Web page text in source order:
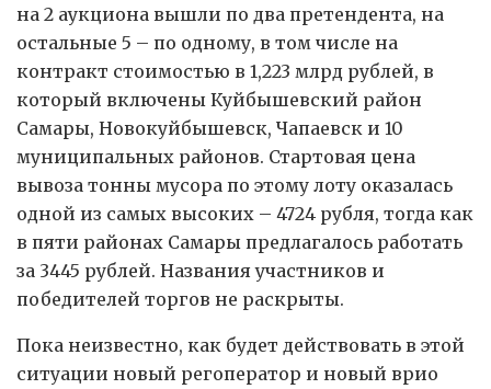
на 2 аукциона вышли по два претендента, на
остальные 5 – по одному, в том числе на
контракт стоимостью в 1,223 млрд рублей, в
который включены Куйбышевский район
Самары, Новокуйбышевск, Чапаевск и 10
муниципальных районов. Стартовая цена
вывоза тонны мусора по этому лоту оказалась
одной из самых высоких – 4724 рубля, тогда как
в пяти районах Самары предлагалось работать
за 3445 рублей. Названия участников и
победителей торгов не раскрыты.
Пока неизвестно, как будет действовать в этой
ситуации новый регоператор и новый врио